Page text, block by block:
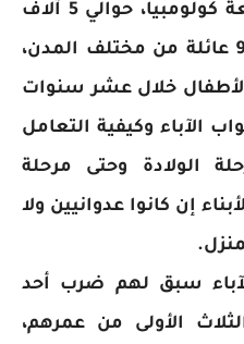
ميشائيل ماكنزي من جامعة كولومبيا، حوالي 5 آلاف
طفل ينتمون إلى ألف و900 عائلة من مختلف المدن،
خلال عشر سنوات
الآباء وكيفية التعامل
الولادة وحتى مرحلة
إن كانوا عدوانيين ولا
من الآباء سبق لهم ضرب أحد
الأولى من عمرهم،